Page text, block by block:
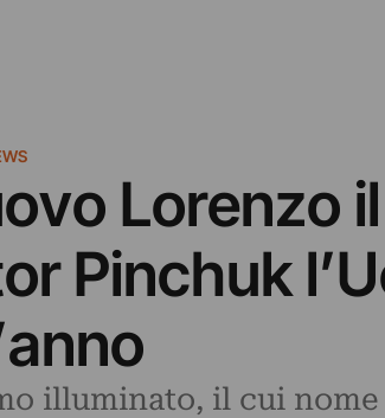
Lorenzo
Pinchuk
illuminato, il cui nome